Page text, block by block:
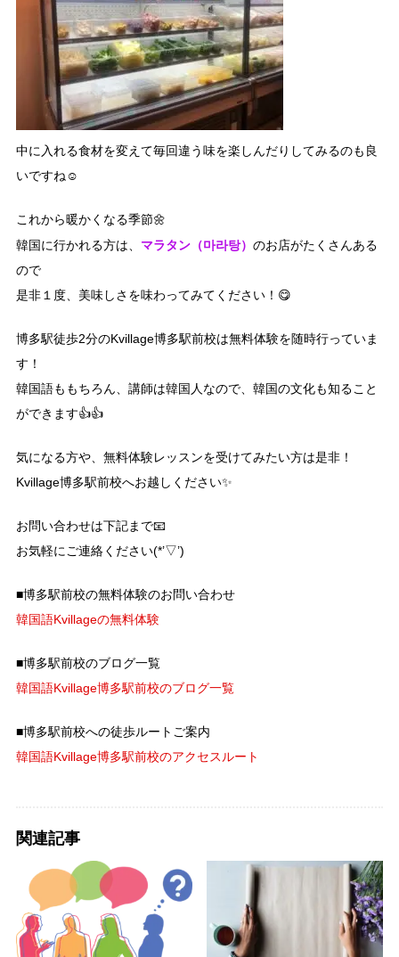
中に入れる食材を変えて毎回違う味を楽しんだりしてみるのも良
いですね☺
これから暖かくなる季節🌼
韓国に行かれる方は、 マラタン（마라탕） のお店がたくさんある
ので
是非１度、美味しさを味わってみてください！😋
博多駅徒歩2分のKvillage博多駅前校は無料体験を随時行っていま
す！
韓国語ももちろん、講師は韓国人なので、韓国の文化も知ること
ができます👍👍
気になる方や、無料体験レッスンを受けてみたい方は是非！
Kvillage博多駅前校へお越しください✨
お問い合わせは下記まで📧
お気軽にご連絡ください(*’▽’)
■博多駅前校の無料体験のお問い合わせ
韓国語Kvillageの無料体験
■博多駅前校のブログ一覧
韓国語Kvillage博多駅前校のブログ一覧
■博多駅前校への徒歩ルートご案内
韓国語Kvillage博多駅前校のアクセスルート
関連記事